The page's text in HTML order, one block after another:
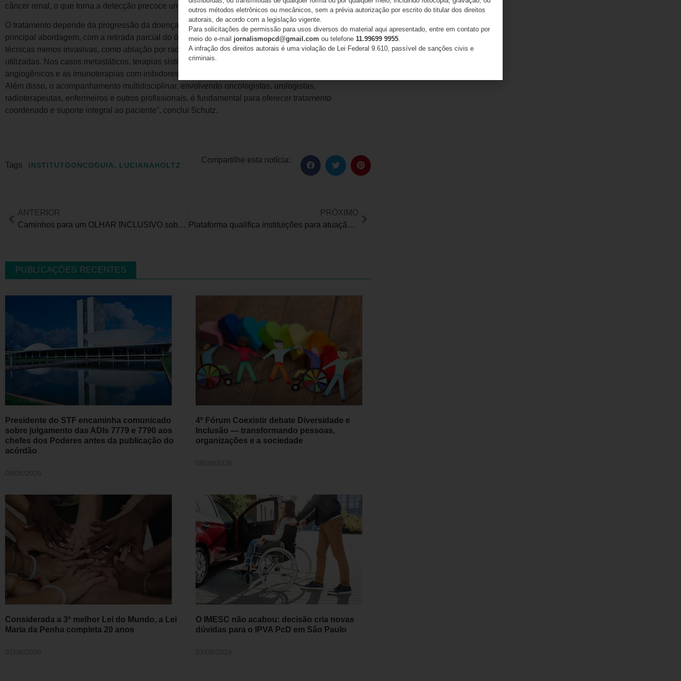
câncer renal, o que torna a detecção precoce um desafio”, completa Luciana.
O tratamento depende da progressão da doença. “Quando o tumor está restrito ao rim, a cirurgia é a
principal abordagem, com a retirada parcial do órgão sempre que possível. Em situações específicas,
técnicas menos invasivas, como ablação por radiofrequência ou crioterapia, também podem ser
utilizadas. Nos casos metastáticos, terapias sistêmicas, incluindo medicamentos orais anti-
angiogênicos e as imunoterapias com inibidores de checkpoints imunológicos têm papel essencial.
Além disso, o acompanhamento multidisciplinar, envolvendo oncologistas, urologistas,
radioterapeutas, enfermeiros e outros profissionais, é fundamental para oferecer tratamento
coordenado e suporte integral ao paciente”, conclui Schutz.
Tags INSTITUTOONCOGUIA, LUCIANAHOLTZ
Compartilhe esta notícia:
ANTERIOR
Caminhos para um OLHAR INCLUSIVO sobre ADAPTAÇÃO CLIMÁTICA
PRÓXIMO
Plataforma qualifica instituições para atuação especializada junto apessoas neurodivergentes e atípicas
PUBLICAÇÕES RECENTES
Presidente do STF encaminha comunicado
sobre julgamento das ADIs 7779 e 7790 aos
chefes dos Poderes antes da publicação do
acórdão
4º Fórum Coexistir debate Diversidade e
Inclusão — transformando pessoas,
organizações e a sociedade
Considerada a 3ª melhor Lei do Mundo, a Lei
Maria da Penha completa 20 anos
O IMESC não acabou: decisão cria novas
dúvidas para o IPVA PcD em São Paulo
outros métodos eletrônicos ou mecânicos, sem a prévia autorização por escrito do titular dos direitos
autorais, de acordo com a legislação vigente.
Para solicitações de permissão para usos diversos do material aqui apresentado, entre em contato por
meio do e-mail jornalismopcd@gmail.com ou telefone 11.99699 9955
A infração dos direitos autorais é uma violação de Lei Federal 9.610, passível de sanções civis e
criminais.